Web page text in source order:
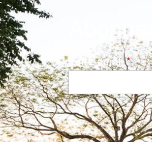
Votre email